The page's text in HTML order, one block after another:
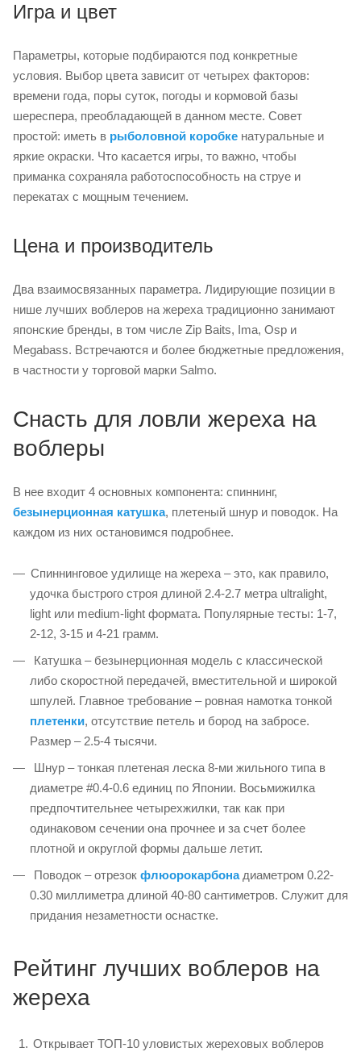
Игра и цвет
Параметры, которые подбираются под конкретные
условия. Выбор цвета зависит от четырех факторов:
времени года, поры суток, погоды и кормовой базы
шереспера, преобладающей в данном месте. Совет
простой: иметь в рыболовной коробке натуральные и
яркие окраски. Что касается игры, то важно, чтобы
приманка сохраняла работоспособность на струе и
перекатах с мощным течением.
Цена и производитель
Два взаимосвязанных параметра. Лидирующие позиции в
нише лучших воблеров на жереха традиционно занимают
японские бренды, в том числе Zip Baits, Ima, Osp и
Megabass. Встречаются и более бюджетные предложения,
в частности у торговой марки Salmo.
Снасть для ловли жереха на
воблеры
В нее входит 4 основных компонента: спиннинг,
безынерционная катушка, плетеный шнур и поводок. На
каждом из них остановимся подробнее.
Спиннинговое удилище на жереха – это, как правило,
удочка быстрого строя длиной 2.4-2.7 метра ultralight,
light или medium-light формата. Популярные тесты: 1-7,
2-12, 3-15 и 4-21 грамм.
Катушка – безынерционная модель с классической
либо скоростной передачей, вместительной и широкой
шпулей. Главное требование – ровная намотка тонкой
плетенки, отсутствие петель и бород на забросе.
Размер – 2.5-4 тысячи.
Шнур – тонкая плетеная леска 8-ми жильного типа в
диаметре #0.4-0.6 единиц по Японии. Восьмижилка
предпочтительнее четырехжилки, так как при
одинаковом сечении она прочнее и за счет более
плотной и округлой формы дальше летит.
Поводок – отрезок флюорокарбонадиаметром 0.22-
0.30 миллиметра длиной 40-80 сантиметров. Служит для
придания незаметности оснастке.
Рейтинг лучших воблеров на
жереха
Открывает ТОП-10 уловистых жереховых воблеров